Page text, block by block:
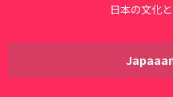
日本の文化